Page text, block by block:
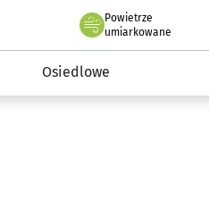
2019-2032
Powietrze
we Wrocławiu
umiarkowane
Osiedlowe